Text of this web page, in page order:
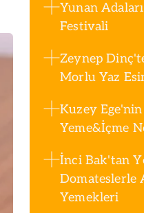
Yunan
Festivali
Zeynep
Morlu Yaz
Kuzey
Yeme&İçme
İnci Bak'tan
Domateslerle
Yemekleri